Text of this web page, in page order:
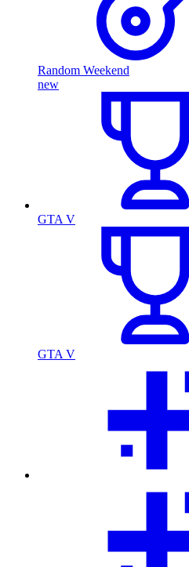
Random Weekend
new
GTA V
GTA V